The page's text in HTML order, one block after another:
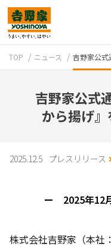
テイクアウト
TOP ニュース 吉野家公
吉野家公式
から揚げ
2025.12.5 プレスリリース
ー 2025年12
株式会社吉野家（本社